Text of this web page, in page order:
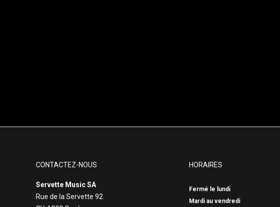
CONTACTEZ-NOUS
Servette Music SA
Rue de la Servette 92
HORAIRES
Fermé le lundi
Mardi au vendredi